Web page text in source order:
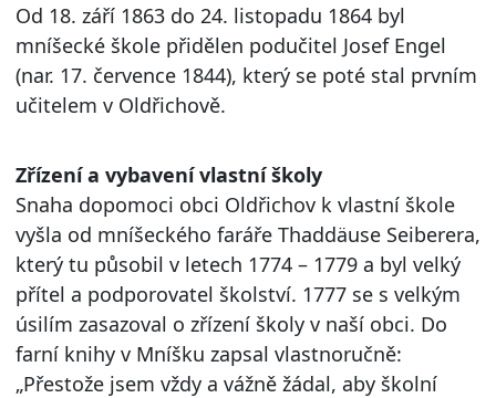
Od 18. září 1863 do 24. listopadu 1864 byl
mníšecké škole přidělen podučitel Josef Engel
(nar. 17. července 1844), který se poté stal prvním
učitelem v Oldřichově.
Zřízení a vybavení vlastní školy
Snaha dopomoci obci Oldřichov k vlastní škole
vyšla od mníšeckého faráře Thaddäuse Seiberera,
který tu působil v letech 1774 – 1779 a byl velký
přítel a podporovatel školství. 1777 se s velkým
úsilím zasazoval o zřízení školy v naší obci. Do
farní knihy v Mníšku zapsal vlastnoručně:
„Přestože jsem vždy a vážně žádal, aby školní